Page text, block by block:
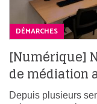
DÉMARCHES
[Numérique]
de médiation
Depuis plusieurs